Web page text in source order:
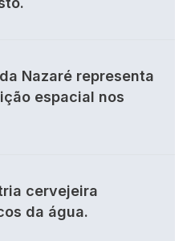
Nazaré representa
espacial nos
cervejeira
da água.